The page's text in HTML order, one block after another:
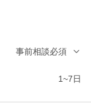
事前相談必須
1~7日